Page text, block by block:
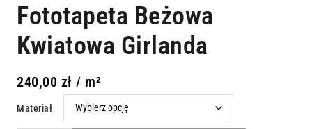
Fototapeta Beżowa
Kwiatowa Girlanda
240,00 zł / m²
Materiał